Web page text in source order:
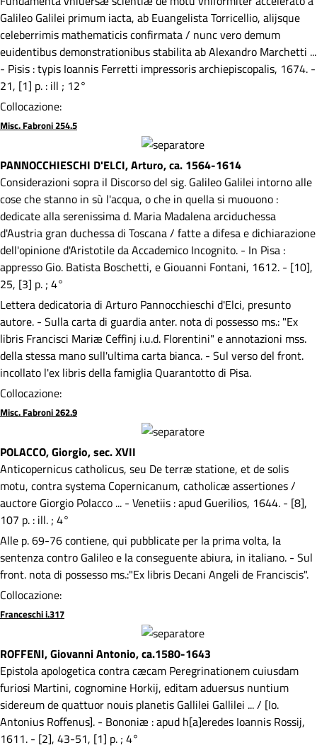
Galileo Galilei primum iacta, ab Euangelista Torricellio, alijsque
celeberrimis mathematicis confirmata / nunc vero demum
euidentibus demonstrationibus stabilita ab Alexandro Marchetti ...
- Pisis : typis Ioannis Ferretti impressoris archiepiscopalis, 1674. -
21, [1] p. : ill ; 12°
Collocazione:
Misc. Fabroni 254.5
PANNOCCHIESCHI D'ELCI, Arturo, ca. 1564-1614
Considerazioni sopra il Discorso del sig. Galileo Galilei intorno alle
cose che stanno in sù l'acqua, o che in quella si muouono :
dedicate alla serenissima d. Maria Madalena arciduchessa
d'Austria gran duchessa di Toscana / fatte a difesa e dichiarazione
dell'opinione d'Aristotile da Accademico Incognito. - In Pisa :
appresso Gio. Batista Boschetti, e Giouanni Fontani, 1612. - [10],
25, [3] p. ; 4°
Lettera dedicatoria di Arturo Pannocchieschi d'Elci, presunto
autore. - Sulla carta di guardia anter. nota di possesso ms.: "Ex
libris Francisci Mariæ Ceffinj i.u.d. Florentini" e annotazioni mss.
della stessa mano sull'ultima carta bianca. - Sul verso del front.
incollato l'ex libris della famiglia Quarantotto di Pisa.
Collocazione:
Misc. Fabroni 262.9
POLACCO, Giorgio, sec. XVII
Anticopernicus catholicus, seu De terræ statione, et de solis
motu, contra systema Copernicanum, catholicæ assertiones /
auctore Giorgio Polacco ... - Venetiis : apud Guerilios, 1644. - [8],
107 p. : ill. ; 4°
Alle p. 69-76 contiene, qui pubblicate per la prima volta, la
sentenza contro Galileo e la conseguente abiura, in italiano. - Sul
front. nota di possesso ms.:"Ex libris Decani Angeli de Franciscis".
Collocazione:
Franceschi i.317
ROFFENI, Giovanni Antonio, ca.1580-1643
Epistola apologetica contra cæcam Peregrinationem cuiusdam
furiosi Martini, cognomine Horkij, editam aduersus nuntium
sidereum de quattuor nouis planetis Gallilei Gallilei ... / [Io.
Antonius Roffenus]. - Bononiæ : apud h[a]eredes Ioannis Rossij,
1611. - [2], 43-51, [1] p. ; 4°